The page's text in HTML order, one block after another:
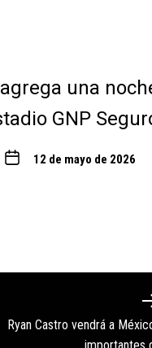
una
GNP
12 de mayo de 2026
Ryan Castro vendrá a